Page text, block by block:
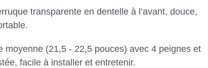
transparente en dentelle à l’avant, douce,
moyenne (21,5 - 22,5 pouces) avec 4 peignes et
facile à installer et entretenir.